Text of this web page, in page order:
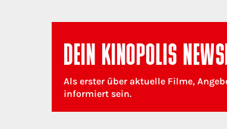
DEIN KINOPOLIS
Als erster über aktuelle Filme,
informiert sein.